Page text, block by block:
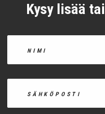
Kysy lisää